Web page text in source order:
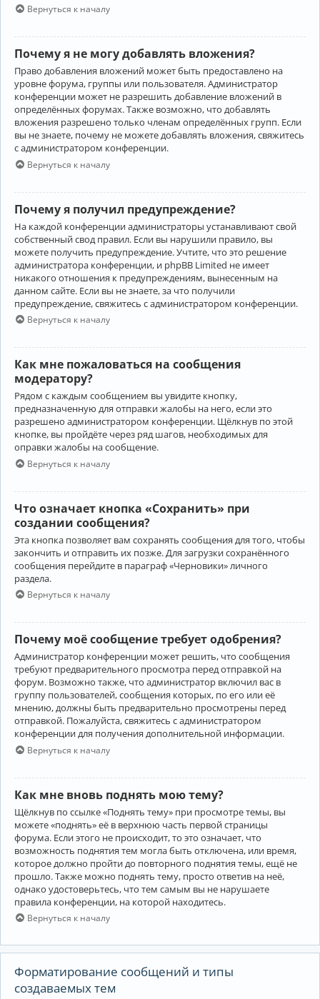
Вернуться к началу
Почему я не могу добавлять вложения?
Право добавления вложений может быть предоставлено на
уровне форума, группы или пользователя. Администратор
конференции может не разрешить добавление вложений в
определённых форумах. Также возможно, что добавлять
вложения разрешено только членам определённых групп. Если
вы не знаете, почему не можете добавлять вложения, свяжитесь
с администратором конференции.
Вернуться к началу
Почему я получил предупреждение?
На каждой конференции администраторы устанавливают свой
собственный свод правил. Если вы нарушили правило, вы
можете получить предупреждение. Учтите, что это решение
администратора конференции, и phpBB Limited не имеет
никакого отношения к предупреждениям, вынесенным на
данном сайте. Если вы не знаете, за что получили
предупреждение, свяжитесь с администратором конференции.
Вернуться к началу
Как мне пожаловаться на сообщения
модератору?
Рядом с каждым сообщением вы увидите кнопку,
предназначенную для отправки жалобы на него, если это
разрешено администратором конференции. Щёлкнув по этой
кнопке, вы пройдёте через ряд шагов, необходимых для
оправки жалобы на сообщение.
Вернуться к началу
Что означает кнопка «Сохранить» при
создании сообщения?
Эта кнопка позволяет вам сохранять сообщения для того, чтобы
закончить и отправить их позже. Для загрузки сохранённого
сообщения перейдите в параграф «Черновики» личного
раздела.
Вернуться к началу
Почему моё сообщение требует одобрения?
Администратор конференции может решить, что сообщения
требуют предварительного просмотра перед отправкой на
форум. Возможно также, что администратор включил вас в
группу пользователей, сообщения которых, по его или её
мнению, должны быть предварительно просмотрены перед
отправкой. Пожалуйста, свяжитесь с администратором
конференции для получения дополнительной информации.
Вернуться к началу
Как мне вновь поднять мою тему?
Щёлкнув по ссылке «Поднять тему» при просмотре темы, вы
можете «поднять» её в верхнюю часть первой страницы
форума. Если этого не происходит, то это означает, что
возможность поднятия тем могла быть отключена, или время,
которое должно пройти до повторного поднятия темы, ещё не
прошло. Также можно поднять тему, просто ответив на неё,
однако удостоверьтесь, что тем самым вы не нарушаете
правила конференции, на которой находитесь.
Вернуться к началу
Форматирование сообщений и типы
создаваемых тем